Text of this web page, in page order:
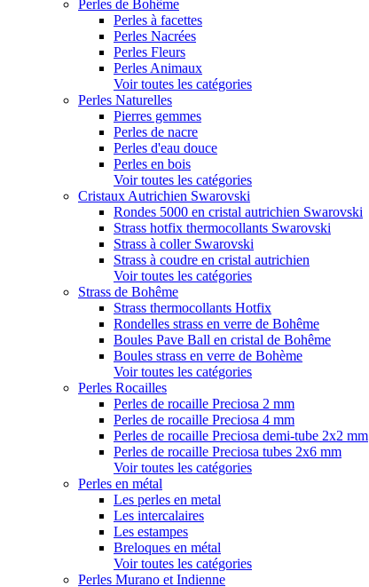
Perles de Bohême
Perles à facettes
Perles Nacrées
Perles Fleurs
Perles Animaux
Voir toutes les catégories
Perles Naturelles
Pierres gemmes
Perles de nacre
Perles d'eau douce
Perles en bois
Voir toutes les catégories
Cristaux Autrichien Swarovski
Rondes 5000 en cristal autrichien Swarovski
Strass hotfix thermocollants Swarovski
Strass à coller Swarovski
Strass à coudre en cristal autrichien
Voir toutes les catégories
Strass de Bohême
Strass thermocollants Hotfix
Rondelles strass en verre de Bohême
Boules Pave Ball en cristal de Bohême
Boules strass en verre de Bohème
Voir toutes les catégories
Perles Rocailles
Perles de rocaille Preciosa 2 mm
Perles de rocaille Preciosa 4 mm
Perles de rocaille Preciosa demi-tube 2x2 mm
Perles de rocaille Preciosa tubes 2x6 mm
Voir toutes les catégories
Perles en métal
Les perles en metal
Les intercalaires
Les estampes
Breloques en métal
Voir toutes les catégories
Perles Murano et Indienne